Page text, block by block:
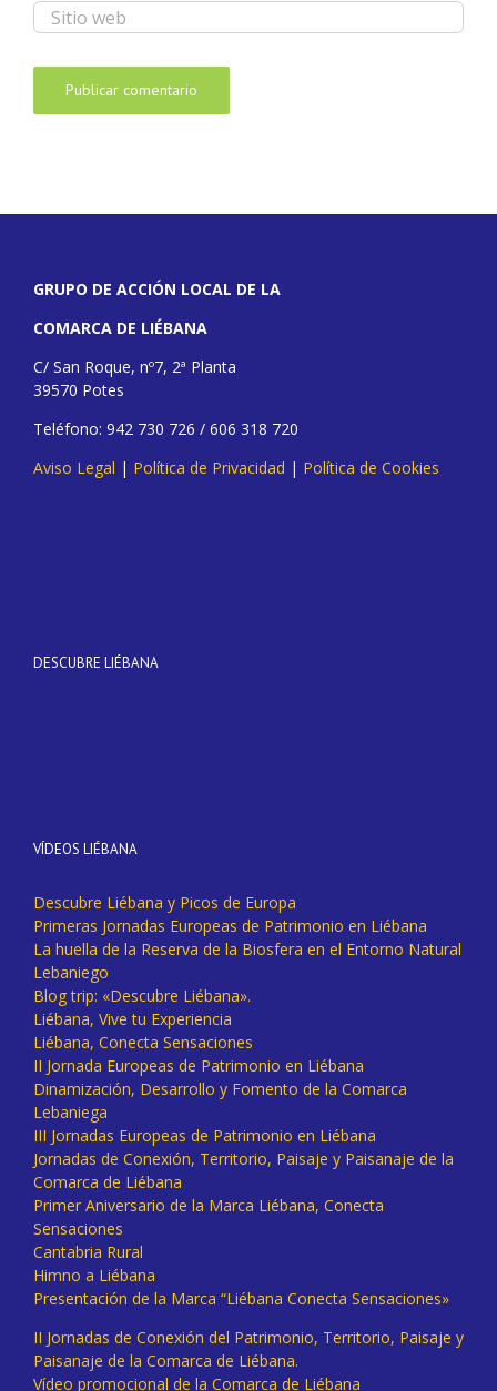
GRUPO DE ACCIÓN LOCAL DE LA
COMARCA DE LIÉBANA
C/ San Roque, nº7, 2ª Planta
39570 Potes
Teléfono: 942 730 726 / 606 318 720
Aviso Legal | Política de Privacidad | Política de Cookies
DESCUBRE LIÉBANA
VÍDEOS LIÉBANA
Descubre Liébana y Picos de Europa
Primeras Jornadas Europeas de Patrimonio en Liébana
La huella de la Reserva de la Biosfera en el Entorno Natural
Lebaniego
Blog trip: «Descubre Liébana».
Liébana, Vive tu Experiencia
Liébana, Conecta Sensaciones
II Jornada Europeas de Patrimonio en Liébana
Dinamización, Desarrollo y Fomento de la Comarca
Lebaniega
III Jornadas Europeas de Patrimonio en Liébana
Jornadas de Conexión, Territorio, Paisaje y Paisanaje de la
Comarca de Liébana
Primer Aniversario de la Marca Liébana, Conecta
Sensaciones
Cantabria Rural
Himno a Liébana
Presentación de la Marca “Liébana Conecta Sensaciones»
II Jornadas de Conexión del Patrimonio, Territorio, Paisaje y
Paisanaje de la Comarca de Liébana.
Vídeo promocional de la Comarca de Liébana